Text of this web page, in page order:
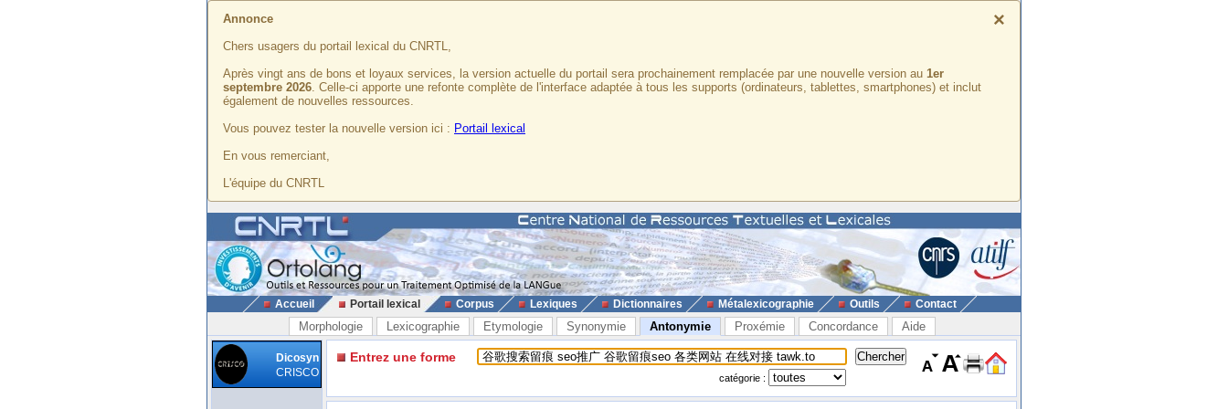
×
Annonce
Chers usagers du portail lexical du CNRTL,
Après vingt ans de bons et loyaux services, la version actuelle du portail sera prochainement remplacée par une nouvelle version au 1er
septembre 2026. Celle-ci apporte une refonte complète de l'interface adaptée à tous les supports (ordinateurs, tablettes, smartphones) et inclut
également de nouvelles ressources.
Vous pouvez tester la nouvelle version ici : Portail lexical
En vous remerciant,
L'équipe du CNRTL
Accueil Portail lexical Corpus Lexiques Dictionnaires Métalexicographie Outils Contact
Morphologie Lexicographie Etymologie Synonymie Antonymie Proxémie Concordance Aide
Dicosyn
CRISCO
Entrez une forme
catégorie :